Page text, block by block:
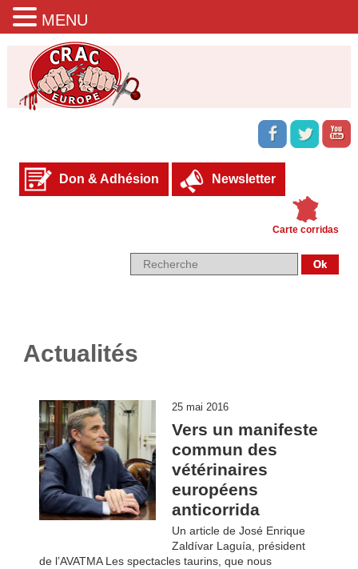
Don & Adhésion Newsletter
Carte corridas
Actualités
25 mai 2016
Vers un manifeste
commun des
vétérinaires
européens
anticorrida
Un article de José Enrique
Zaldívar Laguía, président
de l’AVATMA Les spectacles taurins, que nous
MENU